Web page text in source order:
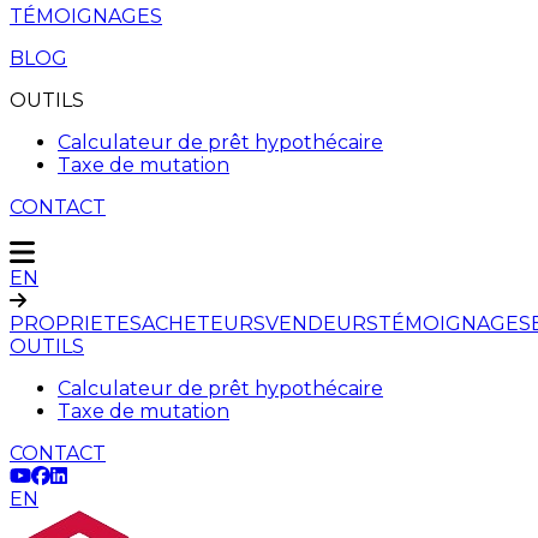
TÉMOIGNAGES
BLOG
OUTILS
Calculateur de prêt hypothécaire
Taxe de mutation
CONTACT
EN
PROPRIETESACHETEURSVENDEURSTÉMOIGNAGES
OUTILS
Calculateur de prêt hypothécaire
Taxe de mutation
CONTACT
EN